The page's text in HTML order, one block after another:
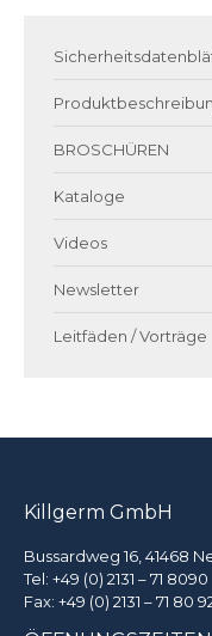
BROSCHÜREN
Kataloge
Videos
Newsletter
Leitfäden / Vorträge
Killgerm GmbH
Bussardweg 16, 41468
Tel: +49 (0) 2131 – 71 8090
Fax: +49 (0) 2131 – 71 80